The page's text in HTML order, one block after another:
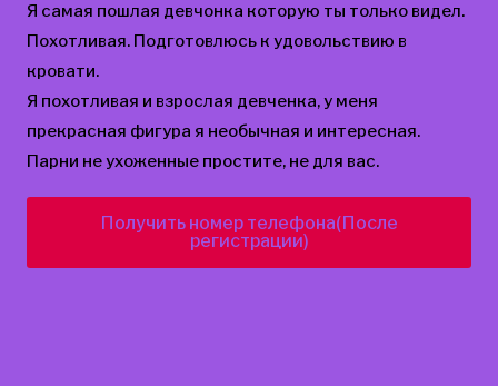
Я самая пошлая девчонка которую ты только видел.
Похотливая. Подготовлюсь к удовольствию в
кровати.
Я похотливая и взрослая девченка, у меня
прекрасная фигура я необычная и интересная.
Парни не ухоженные простите, не для вас.
Получить номер телефона(После
регистрации)